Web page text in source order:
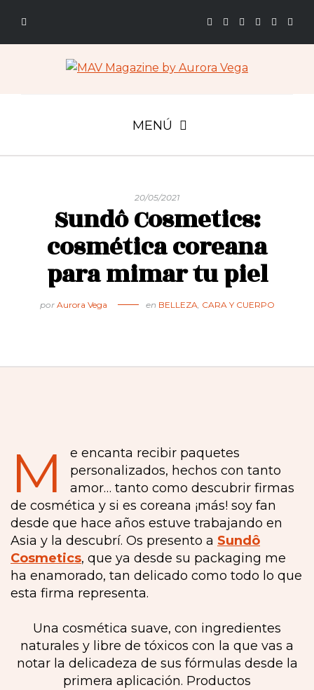
MENÚ
20/05/2021
Sundô Cosmetics:
cosmética coreana
para mimar tu piel
por Aurora Vega en BELLEZA, CARA Y CUERPO
M
e encanta recibir paquetes
personalizados, hechos con tanto
amor… tanto como descubrir firmas
de cosmética y si es coreana ¡más! soy fan
desde que hace años estuve trabajando en
Asia y la descubrí. Os presento a Sundô
Cosmetics, que ya desde su packaging me
ha enamorado, tan delicado como todo lo que
esta firma representa.
Una cosmética suave, con ingredientes
naturales y libre de tóxicos con la que vas a
notar la delicadeza de sus fórmulas desde la
primera aplicación. Productos